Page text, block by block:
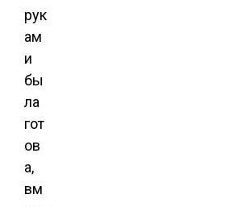
рук
ам
и
бы
ла
гот
ов
а,
вм